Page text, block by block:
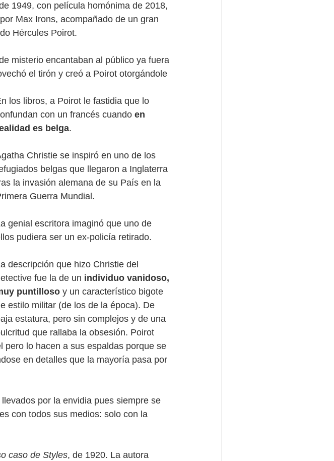
1949, con película homónima de 2018,
Max Irons, acompañado de un gran
Hércules Poirot.
misterio encantaban al público ya fuera
el tirón y creó a Poirot otorgándole
los libros, a Poirot le fastidia que lo
con un francés cuando en
es belga.
Christie se inspiró en uno de los
belgas que llegaron a Inglaterra
la invasión alemana de su País en la
Guerra Mundial.
genial escritora imaginó que uno de
pudiera ser un ex-policía retirado.
descripción que hizo Christie del
fue la de un individuo vanidoso,
puntilloso y un característico bigote
estilo militar (de los de la época). De
estatura, pero sin complejos y de una
que rallaba la obsesión. Poirot
pero lo hacen a sus espaldas porque se
en detalles que la mayoría pasa por
por la envidia pues siempre se
con todos sus medios: solo con la
caso de Styles, de 1920. La autora